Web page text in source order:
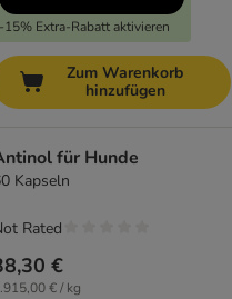
-15% Extra-Rabatt aktivieren
Zum Warenkorb
hinzufügen
für Hunde
Kapseln
€
€ / kg
Rated